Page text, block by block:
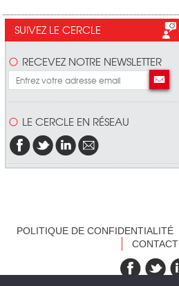
SUIVEZ LE CERCLE
RECEVEZ NOTRE NEWSLETTER
LE CERCLE EN RÉSEAU
POLITIQUE DE CONFIDENTIALITÉ
CONTACT